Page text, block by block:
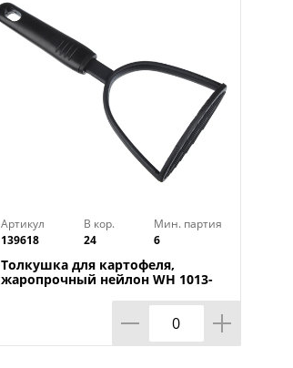
Артикул
139618
В кор.
24
Мин. партия
6
Толкушка для картофеля,
жаропрочный нейлон WH 1013-